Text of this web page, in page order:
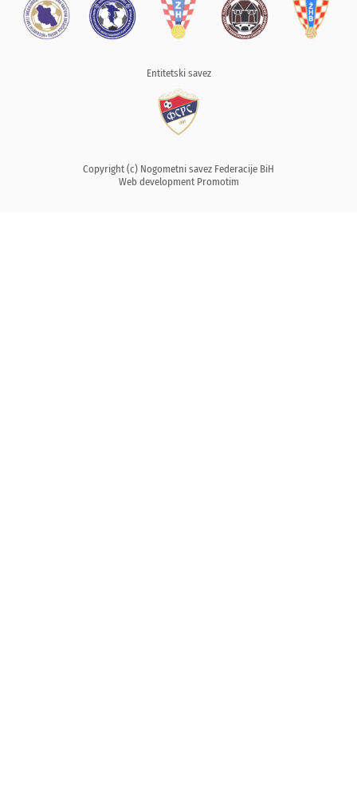
Entitetski savez
Copyright (c) Nogometni savez Federacije BiH
Web development Promotim